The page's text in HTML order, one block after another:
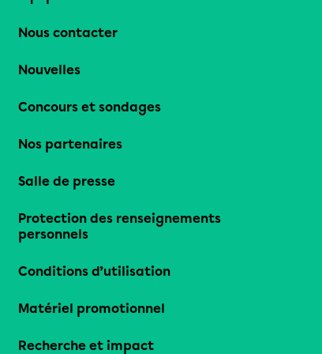
Nous contacter
Nouvelles
Concours et sondages
Nos partenaires
Salle de presse
Protection des renseignements
personnels
Conditions d’utilisation
Matériel promotionnel
Recherche et impact